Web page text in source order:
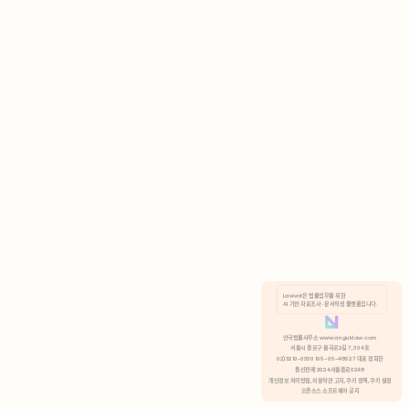
분석 쿠키 허용
Lawvot은 법률업무를 위한
AI 기반 자료조사 · 문서작성 플랫폼입니다.
안국법률사무소 www.anguklaw.com
서울시 종로구 율곡로2길 7, 304호
02)3210-3330 105-05-48527 대표 정희찬
통신판매 2024서울종로0248
개인정보 처리방침, 이용약관 고지, 쿠키 정책, 쿠키 설정
오픈소스 소프트웨어 공지